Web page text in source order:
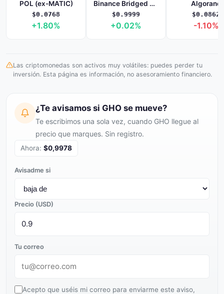
POL (ex-MATIC)
$0.0768
+1.80%
Binance Bridged USDC (BNB Smart Chain)
$0.9999
+0.02%
Algorand
$0.0862
-1.10%
Las criptomonedas son activos muy volátiles: puedes perder tu
inversión. Esta página es información, no asesoramiento financiero.
¿Te avisamos si GHO se mueve?
Te escribimos una sola vez, cuando GHO llegue al
precio que marques. Sin registro.
Ahora: $0,9978
Avisadme si
Precio (USD)
Tu correo
Acepto que uséis mi correo para enviarme este aviso,